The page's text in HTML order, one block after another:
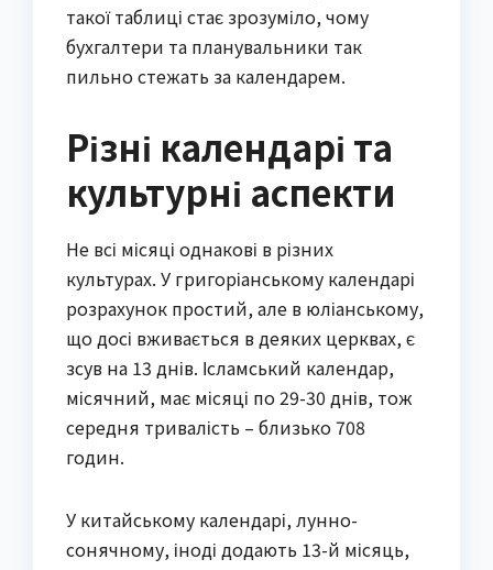
такої таблиці стає зрозуміло, чому
бухгалтери та планувальники так
пильно стежать за календарем.
Різні календарі та
культурні аспекти
Не всі місяці однакові в різних
культурах. У григоріанському календарі
розрахунок простий, але в юліанському,
що досі вживається в деяких церквах, є
зсув на 13 днів. Ісламський календар,
місячний, має місяці по 29-30 днів, тож
середня тривалість – близько 708
годин.
У китайському календарі, лунно-
сонячному, іноді додають 13-й місяць,